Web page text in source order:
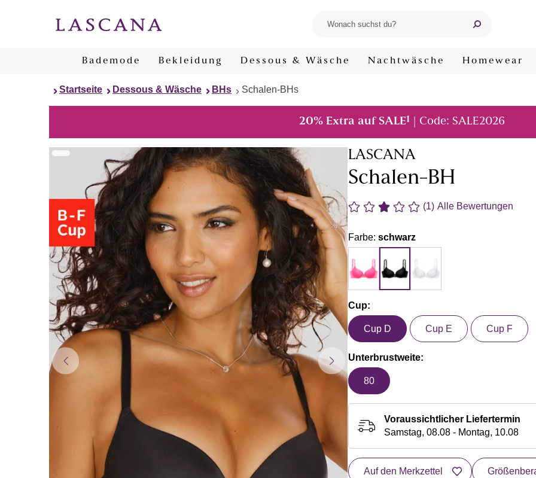
Bademode Bekleidung Dessous & Wäsche Nachtwäsche Homewear
Startseite Dessous & Wäsche BHs Schalen-BHs
20% Extra auf SALE1 | Code: SALE2026
LASCANA
Schalen-BH
(1) Alle Bewertungen
Farbe: schwarz
Cup:
Cup D Cup E Cup F
Unterbrustweite:
80
Voraussichtlicher Liefertermin
Samstag, 08.08 - Montag, 10.08
Auf den Merkzettel